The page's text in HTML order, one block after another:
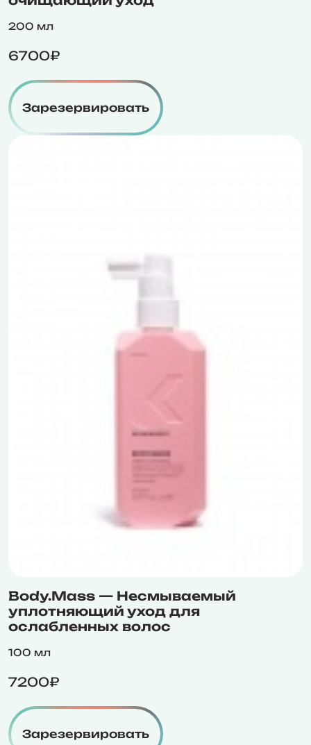
200 мл
6700₽
Зарезервировать
Body.Mass — Несмываемый
уплотняющий уход для
ослабленных волос
100 мл
7200₽
Зарезервировать